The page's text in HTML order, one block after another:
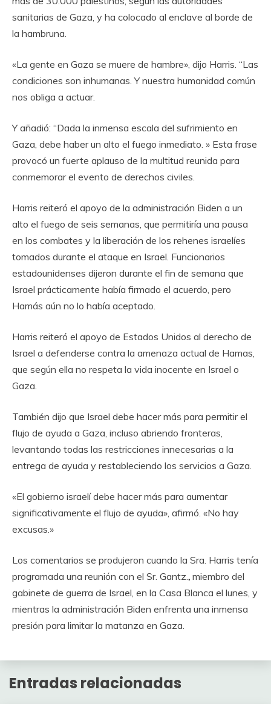
sanitarias de Gaza, y ha colocado al enclave al borde de
la hambruna.
«La gente en Gaza se muere de hambre», dijo Harris. “Las
condiciones son inhumanas. Y nuestra humanidad común
nos obliga a actuar.
Y añadió: “Dada la inmensa escala del sufrimiento en
Gaza, debe haber un alto el fuego inmediato. » Esta frase
provocó un fuerte aplauso de la multitud reunida para
conmemorar el evento de derechos civiles.
Harris reiteró el apoyo de la administración Biden a un
alto el fuego de seis semanas, que permitiría una pausa
en los combates y la liberación de los rehenes israelíes
tomados durante el ataque en Israel. Funcionarios
estadounidenses dijeron durante el fin de semana que
Israel prácticamente había firmado el acuerdo, pero
Hamás aún no lo había aceptado.
Harris reiteró el apoyo de Estados Unidos al derecho de
Israel a defenderse contra la amenaza actual de Hamas,
que según ella no respeta la vida inocente en Israel o
Gaza.
También dijo que Israel debe hacer más para permitir el
flujo de ayuda a Gaza, incluso abriendo fronteras,
levantando todas las restricciones innecesarias a la
entrega de ayuda y restableciendo los servicios a Gaza.
«El gobierno israelí debe hacer más para aumentar
significativamente el flujo de ayuda», afirmó. «No hay
excusas.»
Los comentarios se produjeron cuando la Sra. Harris tenía
programada una reunión con el Sr. Gantz., miembro del
gabinete de guerra de Israel, en la Casa Blanca el lunes, y
mientras la administración Biden enfrenta una inmensa
presión para limitar la matanza en Gaza.
Entradas relacionadas